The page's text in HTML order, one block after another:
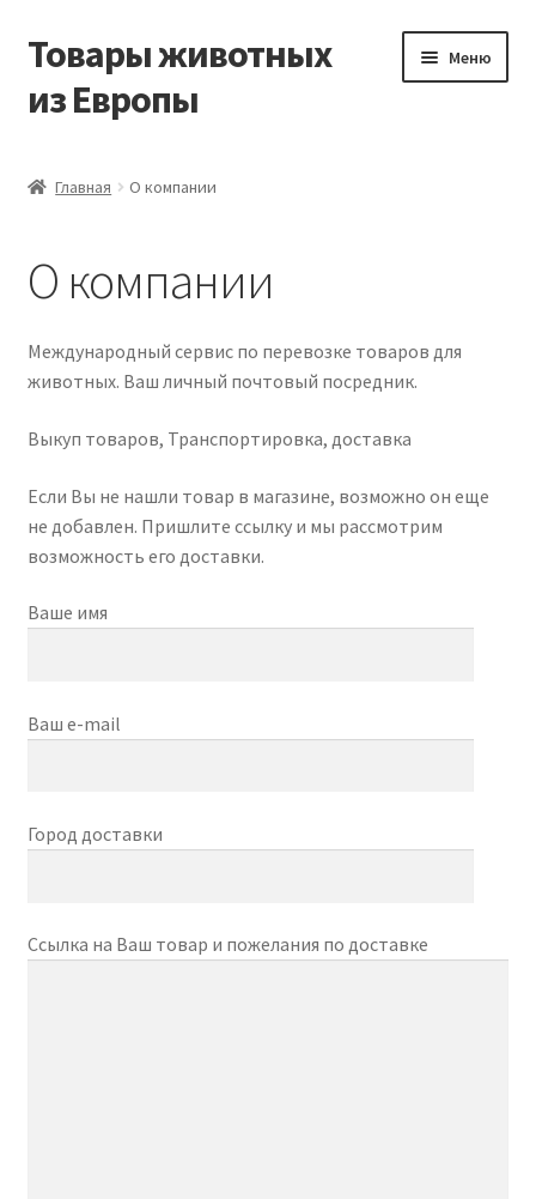
Перейти
навигации
Перейти
содержимому
Товары животных
из Европы
Меню
Заказать доставку корма из Германии
Контакты
О компании
Партнерам
Главная О компании
О компании
Международный сервис по перевозке товаров для
животных. Ваш личный почтовый посредник.
Выкуп товаров, Транспортировка, доставка
Если Вы не нашли товар в магазине, возможно он еще
не добавлен. Пришлите ссылку и мы рассмотрим
возможность его доставки.
Ваше имя
Ваш e-mail
Город доставки
Ссылка на Ваш товар и пожелания по доставке